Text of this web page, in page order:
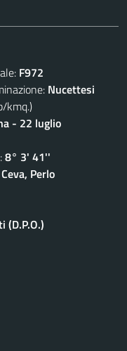
F972
Nucettesi
kmq.)
- 22 luglio
8° 3' 41''
Perlo
(D.P.O.)